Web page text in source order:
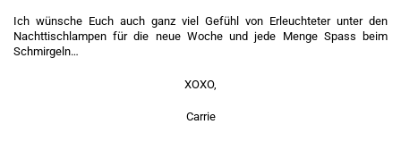
Ich wünsche Euch auch ganz viel Gefühl von Erleuchteter unter den
Nachttischlampen für die neue Woche und jede Menge Spass beim
Schmirgeln…
XOXO,
Carrie